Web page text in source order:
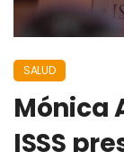
SALUD
Mónica
ISSS